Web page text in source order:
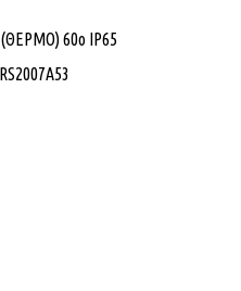
(ΘΕΡΜΟ) 60ο IP65